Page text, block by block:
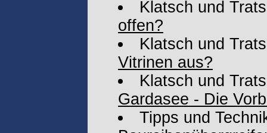
Klatsch und
offen?
Klatsch und
Vitrinen aus?
Klatsch und
Gardasee - Die
Tipps und